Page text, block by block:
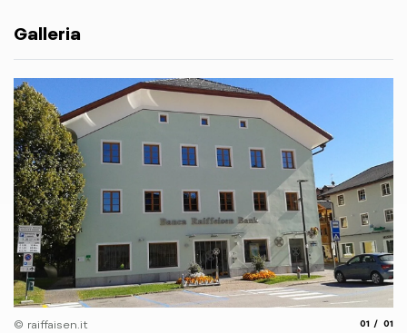
Galleria
© raiffaisen.it 01 01